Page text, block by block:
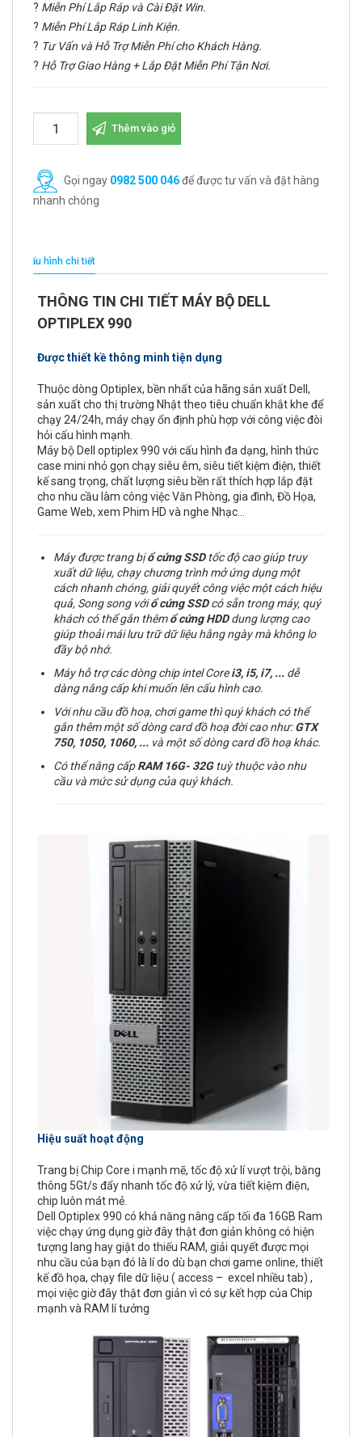
? Miễn Phí Lắp Ráp và Cài Đặt Win.
? Miễn Phí Lắp Ráp Linh Kiện.
? Tư Vấn và Hỗ Trợ Miễn Phí cho Khách Hàng.
? Hỗ Trợ Giao Hàng + Lắp Đặt Miễn Phí Tận Nơi.
Thêm vào giỏ
Gọi ngay 0982 500 046để được tư vấn và đặt hàng
nhanh chóng
Cấu hình chi tiết
THÔNG TIN CHI TIẾT MÁY BỘ DELL
OPTIPLEX 990
Được thiết kề thông minh tiện dụng
Thuộc dòng Optiplex, bền nhất của hãng sản xuất Dell,
sản xuất cho thị trường Nhật theo tiêu chuẩn khắt khe để
chạy 24/24h, máy chạy ổn định phù hợp với công việc đòi
hỏi cấu hình mạnh.
Máy bộ Dell optiplex 990 với cấu hình đa dạng, hình thức
case mini nhỏ gọn chạy siêu êm, siêu tiết kiệm điện, thiết
kế sang trọng, chất lượng siêu bền rất thích hợp lắp đặt
cho nhu cầu làm công việc Văn Phòng, gia đình, Đồ Họa,
Game Web, xem Phim HD và nghe Nhạc…
Máy được trang bịổ cứng SSDtốc độ cao giúp truy
xuất dữ liệu, chạy chương trình mở ứng dụng một
cách nhanh chóng, giải quyết công việc một cách hiệu
quả, Song song vớiổ cứng SSDcó sẵn trong máy, quý
khách có thể gắn thêmổ cứng HDDdung lượng cao
giúp thoải mái lưu trữ dữ liệu hằng ngày mà không lo
đầy bộ nhớ.
Máy hỗ trợ các dòng chip intel Corei3, i5, i7, ... dễ
dàng nâng cấp khi muốn lên cấu hình cao.
Với nhu cầu đồ hoạ, chơi game thì quý khách có thể
gắn thêm một số dòng card đồ hoạ đời cao như:GTX
750, 1050, 1060, ... và một số dòng card đồ hoạ khác.
Có thể nâng cấpRAM 16G- 32Gtuỳ thuộc vào nhu
cầu và mức sử dụng của quý khách.
Hiệu suất hoạt động
Trang bị Chip Core i mạnh mẽ, tốc độ xử lí vượt trội, băng
thông 5Gt/s đẩy nhanh tốc độ xử lý, vừa tiết kiệm điện,
chip luôn mát mẻ.
Dell Optiplex 990 có khả năng nâng cấp tối đa 16GB Ram
việc chạy ứng dụng giờ đây thật đơn giản không có hiện
tượng lang hay giật do thiếu RAM, giải quyết được mọi
nhu cầu của bạn đó là lí do dù bạn chơi game online, thiết
kế đồ họa, chạy file dữ liệu ( access – excel nhiều tab) ,
mọi việc giờ đây thật đơn giản vì có sự kết hợp của Chip
mạnh và RAM lí tưởng